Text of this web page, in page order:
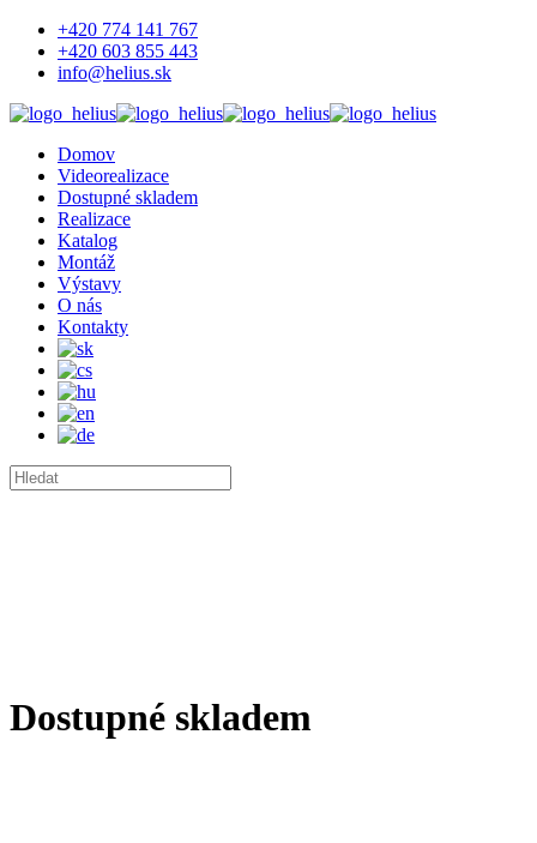
+420 774 141 767
+420 603 855 443
info@helius.sk
Domov
Videorealizace
Dostupné skladem
Realizace
Katalog
Montáž
Výstavy
O nás
Kontakty
Dostupné skladem